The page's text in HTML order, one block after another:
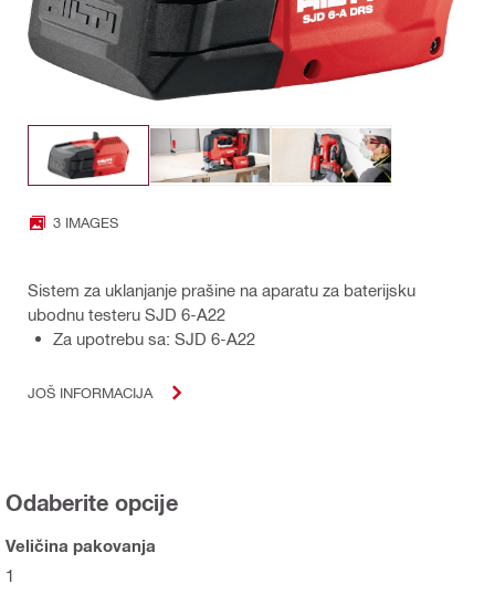
3 IMAGES
Sistem za uklanjanje prašine na aparatu za baterijsku
ubodnu testeru SJD 6-A22
Za upotrebu sa: SJD 6-A22
JOŠ INFORMACIJA
Odaberite opcije
Veličina pakovanja
1